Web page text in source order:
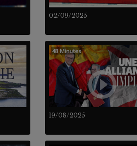
02/09/2025
19/08/2025
48 Minutes